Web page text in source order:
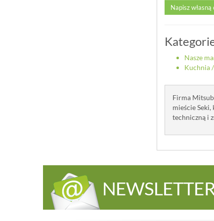
Napisz własną
Nasze
Kuchnia/
Firma
mieście
techniczną i